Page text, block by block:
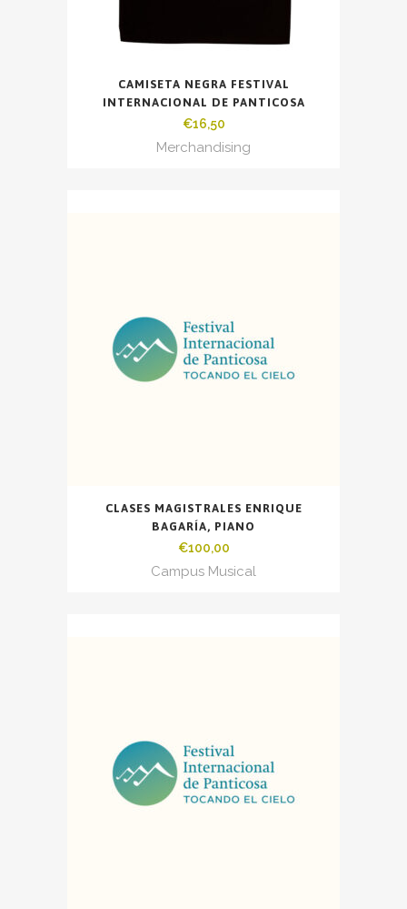
CAMISETA NEGRA FESTIVAL
INTERNACIONAL DE PANTICOSA
€16,50
Merchandising
CLASES MAGISTRALES ENRIQUE
BAGARÍA, PIANO
€100,00
Campus Musical